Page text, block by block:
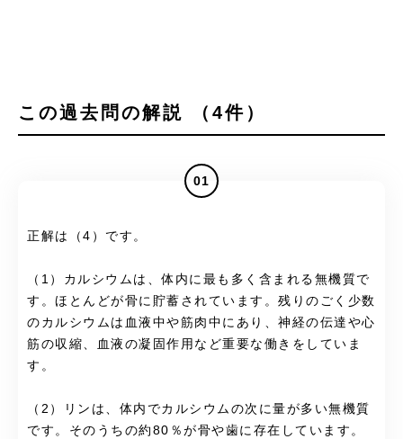
この過去問の解説 （4件）
01
正解は（4）です。
（1）カルシウムは、体内に最も多く含まれる無機質で
す。ほとんどが骨に貯蓄されています。残りのごく少数
のカルシウムは血液中や筋肉中にあり、神経の伝達や心
筋の収縮、血液の凝固作用など重要な働きをしていま
す。
（2）リンは、体内でカルシウムの次に量が多い無機質
です。そのうちの約80％が骨や歯に存在しています。